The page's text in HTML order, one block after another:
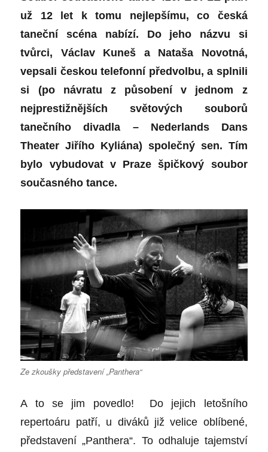
už 12 let k tomu nejlepšímu, co česká
taneční scéna nabízí. Do jeho názvu si
tvůrci, Václav Kuneš a Nataša Novotná,
vepsali českou telefonní předvolbu, a splnili
si (po návratu z působení v jednom z
nejprestižnějších světových souborů
tanečního divadla – Nederlands Dans
Theater Jiřího Kyliána) společný sen. Tím
bylo vybudovat v Praze špičkový soubor
současného tance.
Ze zkoušky představení „Panthera“
A to se jim povedlo! Do jejich letošního
repertoáru patří, u diváků již velice oblíbené,
představení „Panthera“. To odhaluje tajemství